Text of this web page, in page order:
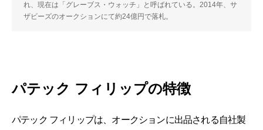
れ、現在は「グレーブス・ウォッチ」と呼ばれている。2014年、サ
ザビーズのオークションにて約24億円で落札。
パテック フィリップの特徴
パテック フィリップは、オークションに出品される自社製